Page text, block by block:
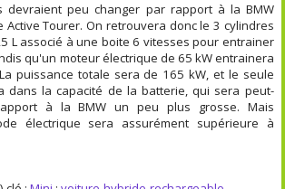
devraient peu changer par rapport à la BMW
Active Tourer. On retrouvera donc le 3 cylindres
L associé à une boite 6 vitesses pour entrainer
qu'un moteur électrique de 65 kW entrainera
puissance totale sera de 165 kW, et le seule
dans la capacité de la batterie, qui sera peut-
à la BMW un peu plus grosse. Mais
électrique sera assurément supérieure à